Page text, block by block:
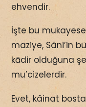
ehvendir.
İşte bu
maziye, Sâni’in
kādir olduğuna
mu’cizelerdir.
Evet, kâinat